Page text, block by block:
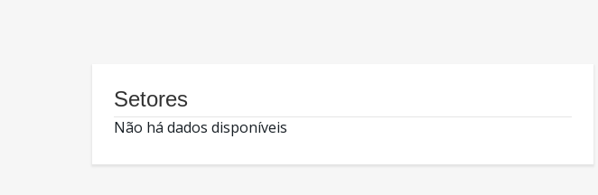
Setores
Não há dados disponíveis